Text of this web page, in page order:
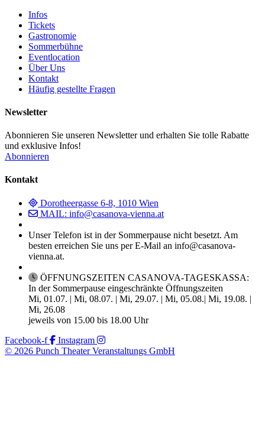
Infos
Tickets
Gastronomie
Sommerbühne
Eventlocation
Über Uns
Kontakt
Häufig gestellte Fragen
Newsletter
Abonnieren Sie unseren Newsletter und erhalten Sie tolle Rabatte
und exklusive Infos!
Abonnieren
Kontakt
Dorotheergasse 6-8, 1010 Wien
MAIL: info@casanova-vienna.at
Unser Telefon ist in der Sommerpause nicht besetzt. Am
besten erreichen Sie uns per E-Mail an info@casanova-
vienna.at.
ÖFFNUNGSZEITEN CASANOVA-TAGESKASSA:
In der Sommerpause eingeschränkte Öffnungszeiten
Mi, 01.07. | Mi, 08.07. | Mi, 29.07. | Mi, 05.08.| Mi, 19.08. |
Mi, 26.08
jeweils von 15.00 bis 18.00 Uhr
Facebook-f
Instagram
© 2026 Punch Theater Veranstaltungs GmbH